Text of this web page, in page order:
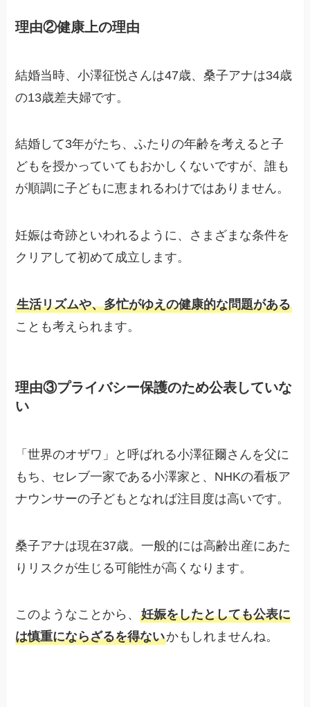
理由②健康上の理由
結婚当時、小澤征悦さんは47歳、桑子アナは34歳
の13歳差夫婦です。
結婚して3年がたち、ふたりの年齢を考えると子
どもを授かっていてもおかしくないですが、誰も
が順調に子どもに恵まれるわけではありません。
妊娠は奇跡といわれるように、さまざまな条件を
クリアして初めて成立します。
生活リズムや、多忙がゆえの健康的な問題がある
ことも考えられます。
理由③プライバシー保護のため公表していな
い
「世界のオザワ」と呼ばれる小澤征爾さんを父に
もち、セレブ一家である小澤家と、NHKの看板ア
ナウンサーの子どもとなれば注目度は高いです。
桑子アナは現在37歳。一般的には高齢出産にあた
りリスクが生じる可能性が高くなります。
このようなことから、妊娠をしたとしても公表に
は慎重にならざるを得ないかもしれませんね。